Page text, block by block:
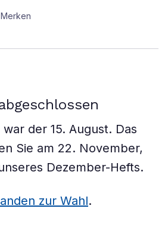
Merken
der 15. August. Das
Sie am 22. November,
Dezember-Hefts.
zur Wahl.